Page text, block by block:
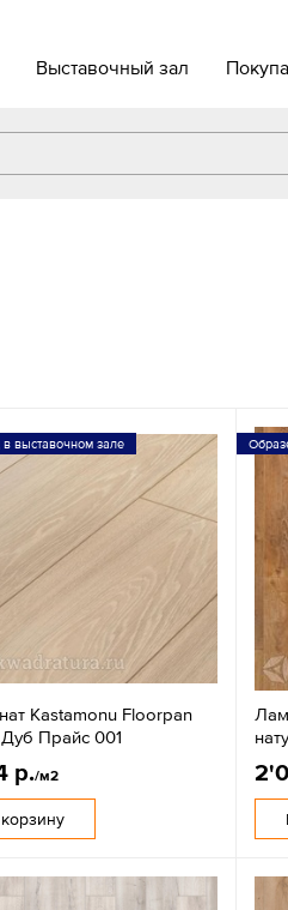
Выставочный зал
выставочном зале
Kastamonu Floorpan
Прайс 001
р./м2